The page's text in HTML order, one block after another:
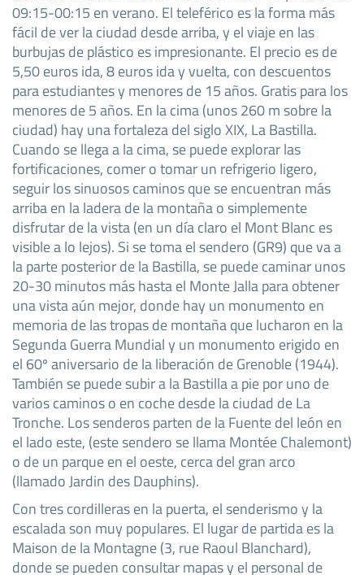
09:15-00:15 en verano. El teleférico es la forma más
fácil de ver la ciudad desde arriba, y el viaje en las
burbujas de plástico es impresionante. El precio es de
5,50 euros ida, 8 euros ida y vuelta, con descuentos
para estudiantes y menores de 15 años. Gratis para los
menores de 5 años. En la cima (unos 260 m sobre la
ciudad) hay una fortaleza del siglo XIX, La Bastilla.
Cuando se llega a la cima, se puede explorar las
fortificaciones, comer o tomar un refrigerio ligero,
seguir los sinuosos caminos que se encuentran más
arriba en la ladera de la montaña o simplemente
disfrutar de la vista (en un día claro el Mont Blanc es
visible a lo lejos). Si se toma el sendero (GR9) que va a
la parte posterior de la Bastilla, se puede caminar unos
20-30 minutos más hasta el Monte Jalla para obtener
una vista aún mejor, donde hay un monumento en
memoria de las tropas de montaña que lucharon en la
Segunda Guerra Mundial y un monumento erigido en
el 60º aniversario de la liberación de Grenoble (1944).
También se puede subir a la Bastilla a pie por uno de
varios caminos o en coche desde la ciudad de La
Tronche. Los senderos parten de la Fuente del león en
el lado este, (este sendero se llama Montée Chalemont)
o de un parque en el oeste, cerca del gran arco
(llamado Jardin des Dauphins).
Con tres cordilleras en la puerta, el senderismo y la
escalada son muy populares. El lugar de partida es la
Maison de la Montagne (3, rue Raoul Blanchard),
donde se pueden consultar mapas y el personal de